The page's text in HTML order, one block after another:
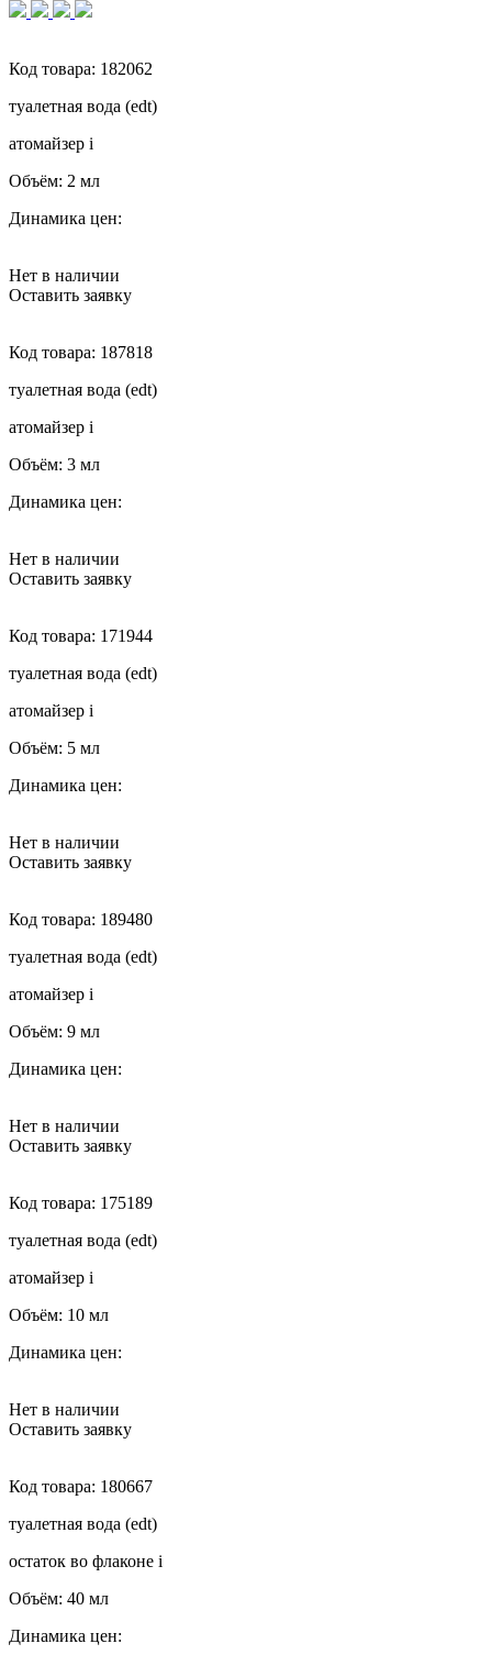
Код товара: 182062
туалетная вода (edt)
атомайзер i
Объём: 2 мл
Динамика цен:
Нет в наличии
Оставить заявку
Код товара: 187818
туалетная вода (edt)
атомайзер i
Объём: 3 мл
Динамика цен:
Нет в наличии
Оставить заявку
Код товара: 171944
туалетная вода (edt)
атомайзер i
Объём: 5 мл
Динамика цен:
Нет в наличии
Оставить заявку
Код товара: 189480
туалетная вода (edt)
атомайзер i
Объём: 9 мл
Динамика цен:
Нет в наличии
Оставить заявку
Код товара: 175189
туалетная вода (edt)
атомайзер i
Объём: 10 мл
Динамика цен:
Нет в наличии
Оставить заявку
Код товара: 180667
туалетная вода (edt)
остаток во флаконе i
Объём: 40 мл
Динамика цен: